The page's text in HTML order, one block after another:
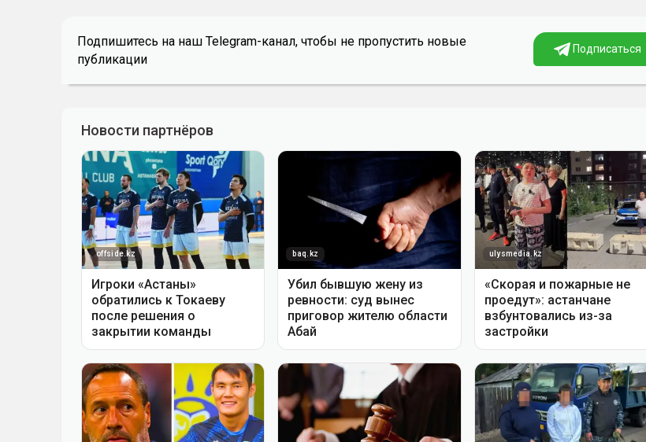
Подпишитесь на наш Telegram-канал, чтобы не пропустить новые
публикации
Подписаться